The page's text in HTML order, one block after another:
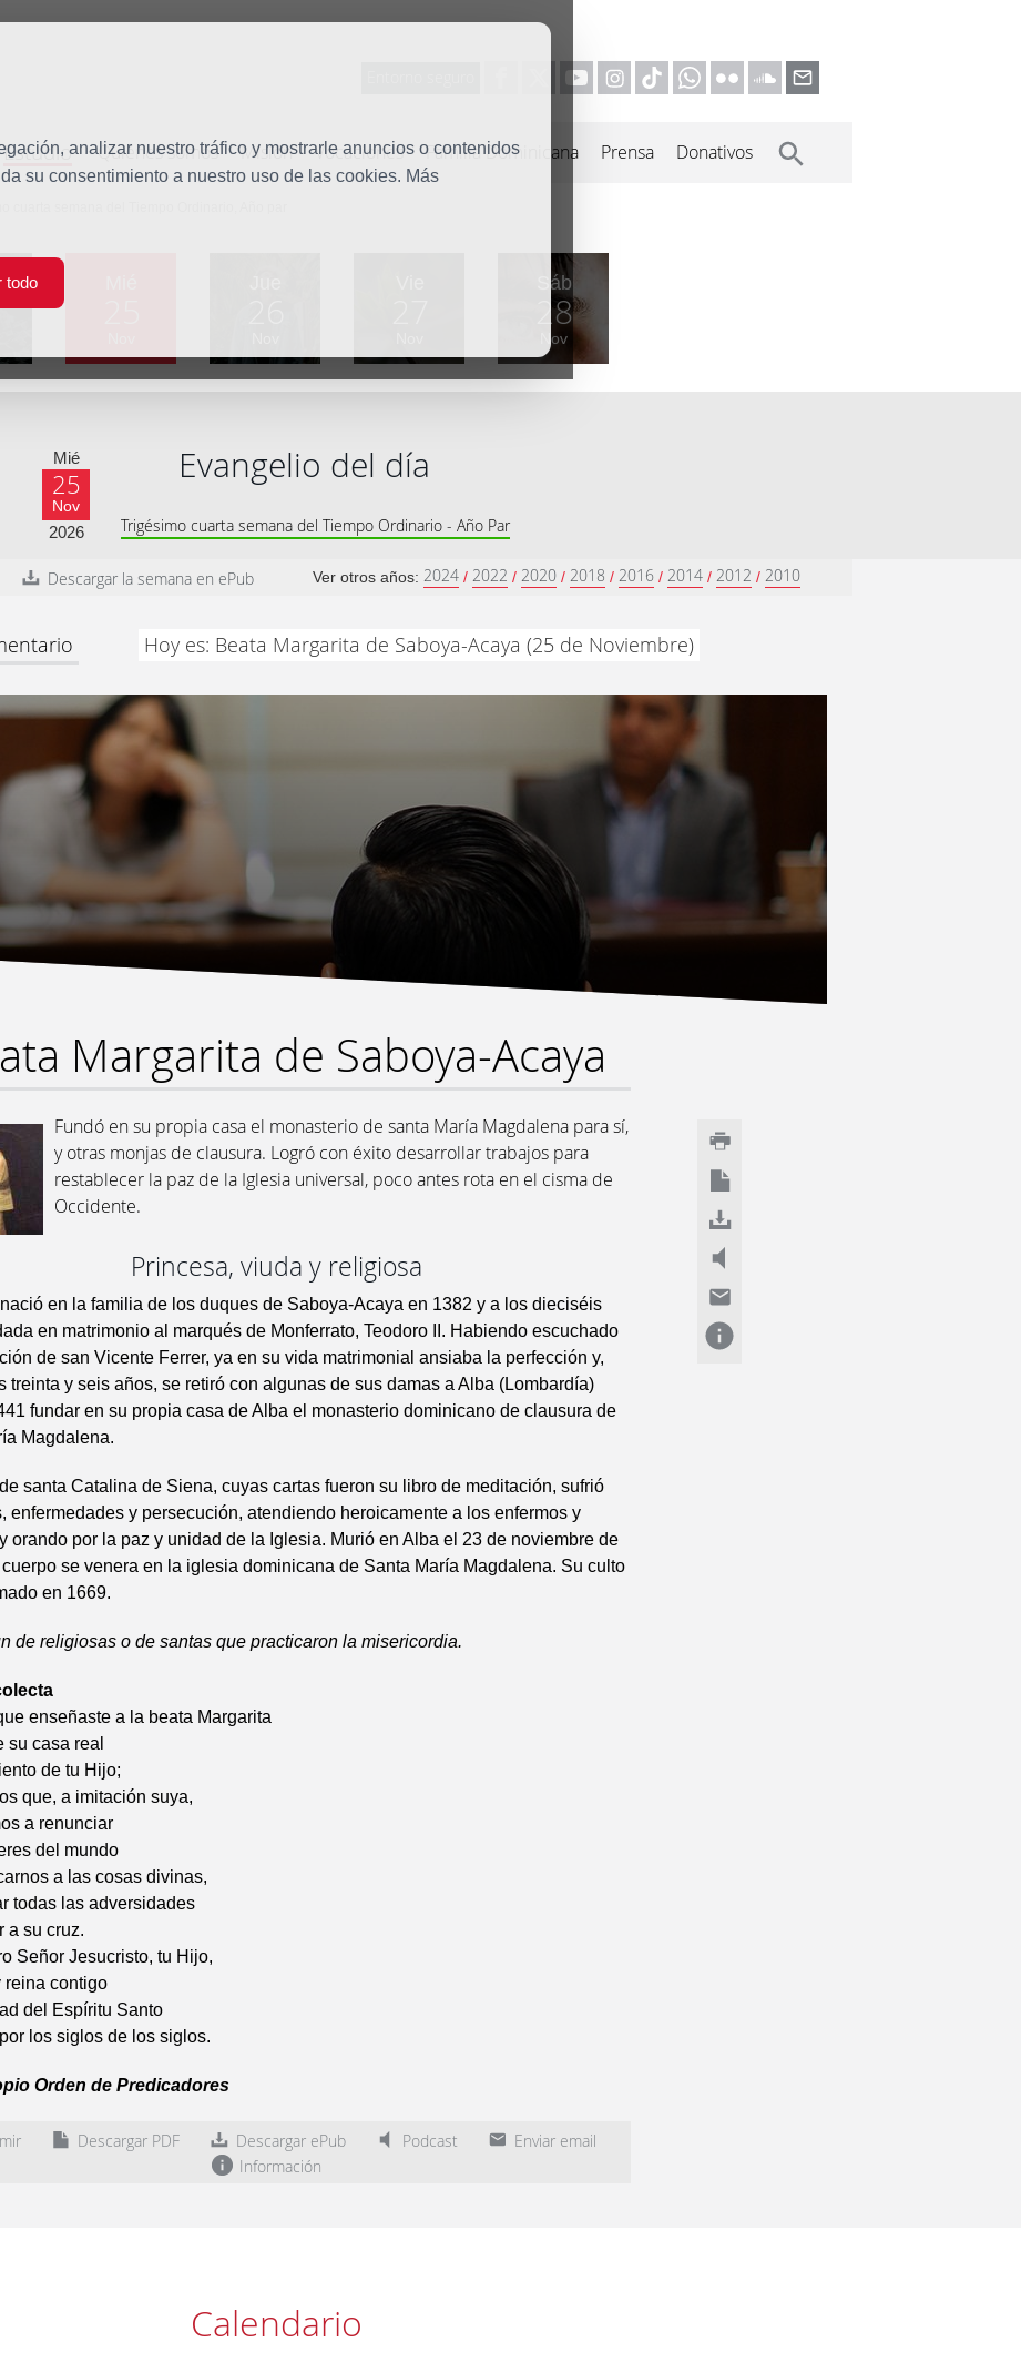
analizar nuestro tráfico y mostrarle anuncios o contenidos
su consentimiento a nuestro uso de las cookies. Más
todo
Estudio Quiénes somos Misión Vocaciones Familia Dominicana Prensa Donativos
cuarta semana del Tiempo Ordinario, Año par
Sáb
28
Nov
Mié
25
Nov
2026
Evangelio del día
Trigésimo cuarta semana del Tiempo Ordinario - Año Par
Descargar la semana en ePub Ver otros años: 2024 / 2022 / 2020 / 2018 / 2016 / 2014 / 2012 / 2010
Hoy es: Beata Margarita de Saboya-Acaya (25 de Noviembre)
Margarita de Saboya-Acaya
Fundó en su propia casa el monasterio de santa María Magdalena para sí,
y otras monjas de clausura. Logró con éxito desarrollar trabajos para
restablecer la paz de la Iglesia universal, poco antes rota en el cisma de
Occidente.
Princesa, viuda y religiosa
en la familia de los duques de Saboya-Acaya en 1382 y a los dieciséis
en matrimonio al marqués de Monferrato, Teodoro II. Habiendo escuchado
de san Vicente Ferrer, ya en su vida matrimonial ansiaba la perfección y,
treinta y seis años, se retiró con algunas de sus damas a Alba (Lombardía)
fundar en su propia casa de Alba el monasterio dominicano de clausura de
Magdalena.
santa Catalina de Siena, cuyas cartas fueron su libro de meditación, sufrió
enfermedades y persecución, atendiendo heroicamente a los enfermos y
orando por la paz y unidad de la Iglesia. Murió en Alba el 23 de noviembre de
se venera en la iglesia dominicana de Santa María Magdalena. Su culto
en 1669.
de religiosas o de santas que practicaron la misericordia.
enseñaste a la beata Margarita
su casa real
de tu Hijo;
que, a imitación suya,
a renunciar
del mundo
a las cosas divinas,
todas las adversidades
a su cruz.
Señor Jesucristo, tu Hijo,
reina contigo
del Espíritu Santo
los siglos de los siglos.
Orden de Predicadores
Descargar PDF Descargar ePub Podcast
Enviar email
Información
Calendario